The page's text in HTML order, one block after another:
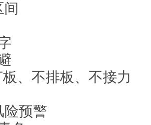
间
、不排板、不接力
险预警